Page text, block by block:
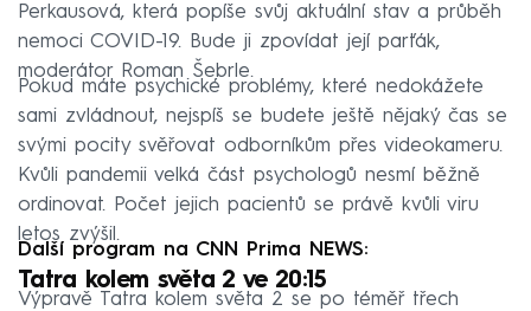
Perkausová, která popíše svůj aktuální stav a průběh
nemoci COVID-19. Bude ji zpovídat její parťák,
moderátor Roman Šebrle.
Pokud máte psychické problémy, které nedokážete
sami zvládnout, nejspíš se budete ještě nějaký čas se
svými pocity svěřovat odborníkům přes videokameru.
Kvůli pandemii velká část psychologů nesmí běžně
ordinovat. Počet jejich pacientů se právě kvůli viru
letos zvýšil.
Další program na CNN Prima NEWS:
Tatra kolem světa 2 ve 20:15
Výpravě Tatra kolem světa 2 se po téměř třech